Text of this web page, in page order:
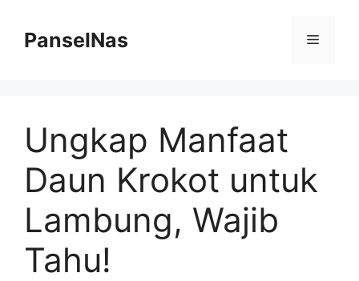
contentPanselNas Menu
Ungkap Manfaat
Daun Krokot untuk
Lambung, Wajib
Tahu!